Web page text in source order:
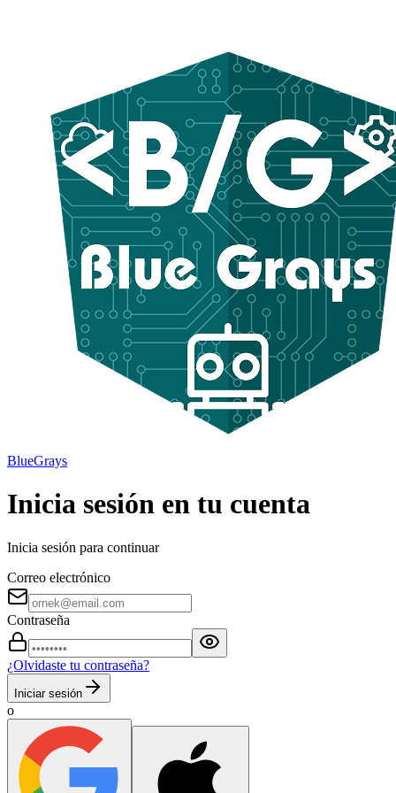
BlueGrays
Inicia sesión en tu cuenta
Inicia sesión para continuar
Correo electrónico
Contraseña
¿Olvidaste tu contraseña?
Iniciar sesión
o